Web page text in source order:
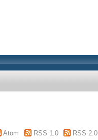
Atom RSS 1.0 RSS 2.0